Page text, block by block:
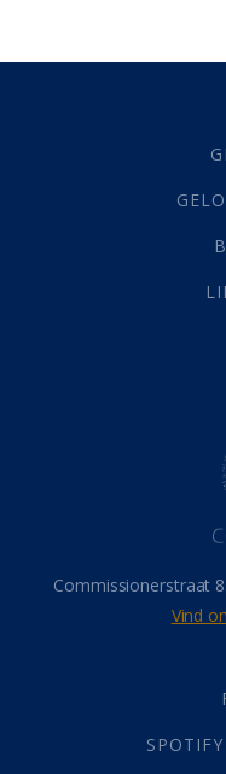
Israel
Gebed(87)
Die
God(392)
Commissionerstraat
Vind